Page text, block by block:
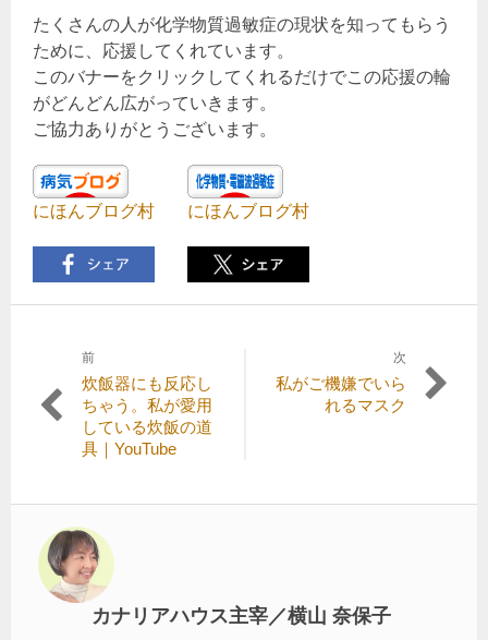
たくさんの人が化学物質過敏症の現状を知ってもらう
ために、応援してくれています。
このバナーをクリックしてくれるだけでこの応援の輪
がどんどん広がっていきます。
ご協力ありがとうございます。
にほんブログ村 にほんブログ村
稿
ゲ
ー
シ
ョ
前
前
の
記
事:
炊飯器にも反応し
ちゃう。私が愛用
している炊飯の道
具｜YouTube
次
次私がご機嫌でいら
れるマスク
カナリアハウス主宰／横山 奈保子